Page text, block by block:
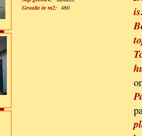
Grootte in m2: 480